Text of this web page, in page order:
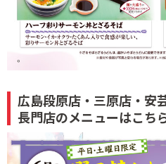
広島段原店・三原店・安
長門店のメニューはこち